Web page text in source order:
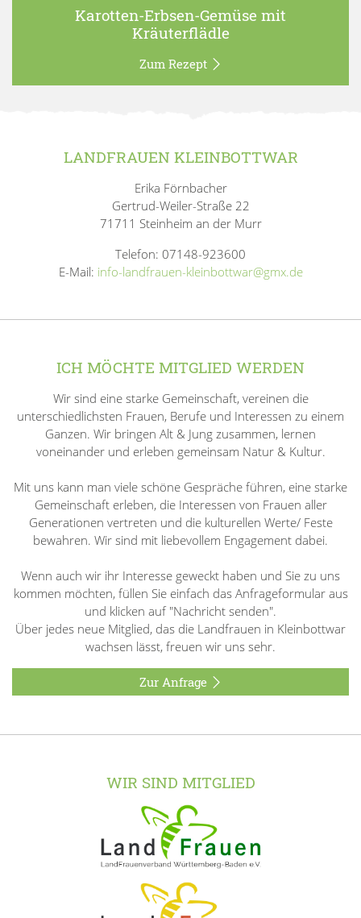
Karotten-Erbsen-Gemüse mit
Kräuterflädle
Zum Rezept
LANDFRAUEN KLEINBOTTWAR
Erika Förnbacher
Gertrud-Weiler-Straße 22
71711 Steinheim an der Murr
Telefon: 07148-923600
E-Mail: info-landfrauen-kleinbottwar@gmx.de
ICH MÖCHTE MITGLIED WERDEN
Wir sind eine starke Gemeinschaft, vereinen die
unterschiedlichsten Frauen, Berufe und Interessen zu einem
Ganzen. Wir bringen Alt & Jung zusammen, lernen
voneinander und erleben gemeinsam Natur & Kultur.
Mit uns kann man viele schöne Gespräche führen, eine starke
Gemeinschaft erleben, die Interessen von Frauen aller
Generationen vertreten und die kulturellen Werte/ Feste
bewahren. Wir sind mit liebevollem Engagement dabei.
Wenn auch wir ihr Interesse geweckt haben und Sie zu uns
kommen möchten, füllen Sie einfach das Anfrageformular aus
und klicken auf "Nachricht senden".
Über jedes neue Mitglied, das die Landfrauen in Kleinbottwar
wachsen lässt, freuen wir uns sehr.
Zur Anfrage
WIR SIND MITGLIED